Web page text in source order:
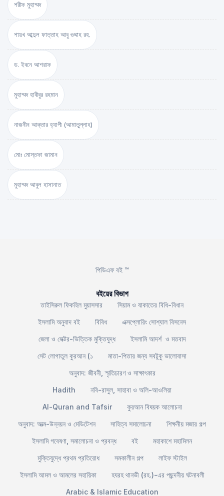
শরীফ মুহাম্মদ
শায়খ আব্দুল ফাত্তাহ আবু গুদ্দাহ রহ.
ড. ইবনে আশরাফ
মুহাম্মদ হাবীবুর রহমান
নাজনীন আক্তার হ্যাপী (আমাতুল্লাহ)
মোঃ মোস্তফা জামান
মুহাম্মদ আবুল হাসানাত
পিডিএফ বই ™
বইয়ের বিভাগ
তাইসিরুল ফিকহিল মুয়াসসার
সিয়াম ও যাকাতের বিধি-বিধান
ইসলামি অনুবাদ বই
বিবিধ
এক্সপ্লোরিং সোশ্যাল বিসনেস
জেলা ও সেক্টর-ভিত্তিক মুক্তিযুদ্ধ
ইসলামি আদর্শ ও মতবাদ
সেট লোগাতুল কুরআন (১
মাতা-পিতার জন্য সবটুকু ভালোবাসা
অনুবাদ: জীবনী, স্মৃতিচারণ ও সাক্ষাৎকার
Hadith
নবি-রাসুল, সাহাবা ও অলি-আওলিয়া
Al-Quran and Tafsir
কুরআন বিষয়ক আলোচনা
অনুবাদ: আত্ম-উন্নয়ন ও মেডিটেশন
সাহিত্য সমালোচনা
শিক্ষনীয় মজার গল্প
ইসলামি গবেষণা, সমালোচনা ও প্রবন্ধ
বই
মহাকাশে মহামিলন
মুক্তিযুদ্ধে প্রথম প্রতিরোধ
সমকালীন গল্প
লাইফ স্টাইল
ইসলামি আমল ও আমলের সহায়িকা
হযরহ থানভী (রহ.)-এর পছন্দনীয় ঘটনাবলী
Arabic & Islamic Education